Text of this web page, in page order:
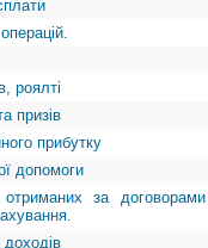
роялті
призів
прибутку
допомоги
за